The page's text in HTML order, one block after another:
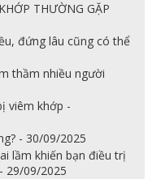
THƯỜNG GẶP
đứng lâu cũng có thể
thầm nhiều người
viêm khớp -
- 30/09/2025
lầm khiến bạn điều trị
29/09/2025